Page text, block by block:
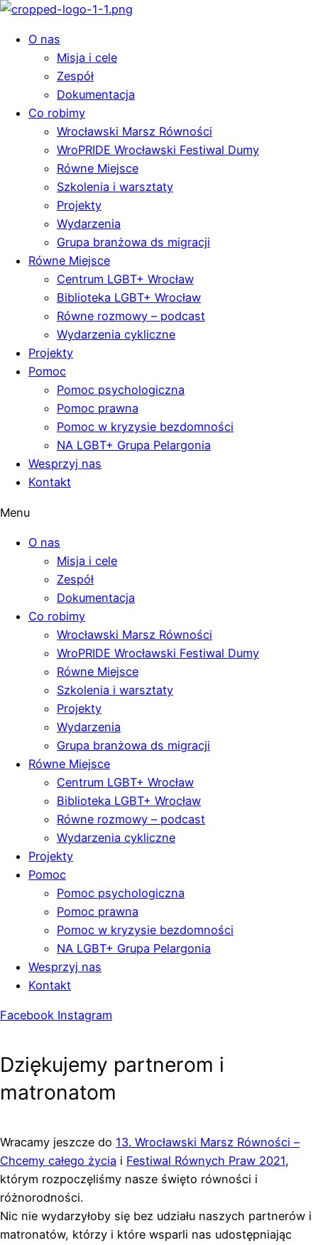
O nas
Misja i cele
Zespół
Dokumentacja
Co robimy
Wrocławski Marsz Równości
WroPRIDE Wrocławski Festiwal Dumy
Równe Miejsce
Szkolenia i warsztaty
Projekty
Wydarzenia
Grupa branżowa ds migracji
Równe Miejsce
Centrum LGBT+ Wrocław
Biblioteka LGBT+ Wrocław
Równe rozmowy – podcast
Wydarzenia cykliczne
Projekty
Pomoc
Pomoc psychologiczna
Pomoc prawna
Pomoc w kryzysie bezdomności
NA LGBT+ Grupa Pelargonia
Wesprzyj nas
Kontakt
Menu
O nas
Misja i cele
Zespół
Dokumentacja
Co robimy
Wrocławski Marsz Równości
WroPRIDE Wrocławski Festiwal Dumy
Równe Miejsce
Szkolenia i warsztaty
Projekty
Wydarzenia
Grupa branżowa ds migracji
Równe Miejsce
Centrum LGBT+ Wrocław
Biblioteka LGBT+ Wrocław
Równe rozmowy – podcast
Wydarzenia cykliczne
Projekty
Pomoc
Pomoc psychologiczna
Pomoc prawna
Pomoc w kryzysie bezdomności
NA LGBT+ Grupa Pelargonia
Wesprzyj nas
Kontakt
Facebook Instagram
Dziękujemy partnerom i
matronatom
Wracamy jeszcze do 13. Wrocławski Marsz Równości –
Chcemy całego życia i Festiwal Równych Praw 2021,
którym rozpoczęliśmy nasze święto równości i
różnorodności.
Nic nie wydarzyłoby się bez udziału naszych partnerów i
matronatów, którzy i które wsparli nas udostępniając